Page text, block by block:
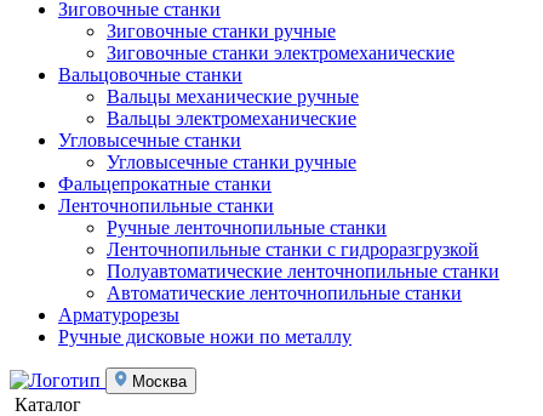
Зиговочные станки
Зиговочные станки ручные
Зиговочные станки электромеханические
Вальцовочные станки
Вальцы механические ручные
Вальцы электромеханические
Угловысечные станки
Угловысечные станки ручные
Фальцепрокатные станки
Ленточнопильные станки
Ручные ленточнопильные станки
Ленточнопильные станки с гидроразгрузкой
Полуавтоматические ленточнопильные станки
Автоматические ленточнопильные станки
Арматурорезы
Ручные дисковые ножи по металлу
Москва
Каталог